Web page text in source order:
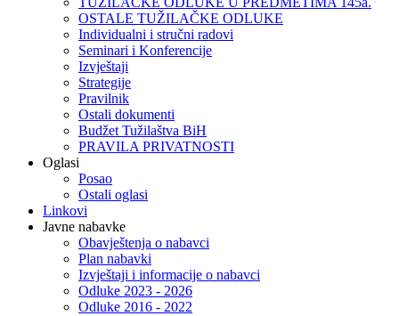
OSTALE TUŽILAČKE ODLUKE
Individualni i stručni radovi
Seminari i Konferencije
Izvještaji
Strategije
Pravilnik
Ostali dokumenti
Budžet Tužilaštva BiH
PRAVILA PRIVATNOSTI
Oglasi
Posao
Ostali oglasi
Linkovi
Javne nabavke
Obavještenja o nabavci
Plan nabavki
Izvještaji i informacije o nabavci
Odluke 2023 - 2026
Odluke 2016 - 2022